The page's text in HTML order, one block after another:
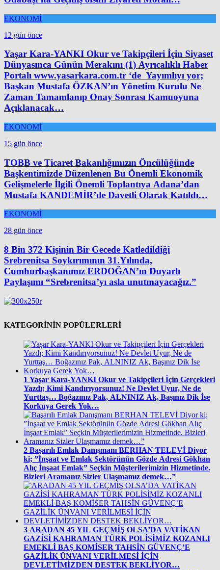
EKONOMİ
12 gün önce
Yaşar Kara-YANKI Okur ve Takipçileri İçin Siyaset
Dünyasınca Günün Merakını (1) Ayrıcalıklı Haber
Portalı www.yasarkara.com.tr ‘de Yayımlıyı yor;
Başkan Mustafa ÖZKAN’ın Yönetim Kurulu Ne
Zaman Tamamlanıp Onay Sonrası Kamuoyuna
Açıklanacak…
EKONOMİ
15 gün önce
TOBB ve Ticaret Bakanlığımızın Öncülüğünde
Başkentimizde Düzenlenen Bu Önemli Ekonomik
Gelişmelerle İlgili Önemli Toplantıya Adana’dan
Mustafa KANDEMİR’de Davetli Olarak Katıldı…
EKONOMİ
28 gün önce
8 Bin 372 Kişinin Bir Gecede Katledildiği
Srebrenitsa Soykırımının 31.Yılında,
Cumhurbaşkanımız ERDOĞAN’ın Duyarlı
Paylaşımı “Srebrenitsa’yı asla unutmayacağız.”
KATEGORİNİN POPÜLERLERİ
1 Yaşar Kara-YANKI Okur ve Takipçileri İçin Gerçekleri
Yazdı; Kimi Kandırıyorsunuz! Ne Devlet Uyur, Ne de
Yurttaş… Boğazınız Pak, ALNINIZ Ak, Başınız Dik İse
Korkuya Gerek Yok…
2 Başarılı Emlak Danışmanı BERHAN TELEVİ Diyor
ki; ”İnşaat ve Emlak Sektörünün Gözde Adresi Gökhan
Alıç İnşaat Emlak” Seçkin Müşterilerimizin Hizmetinde.
Bizleri Aramanız Sizler Ulaşmamız demek…”
3 ARADAN 45 YIL GEÇMİŞ OLSA’DA VATİKAN
GAZİSİ KAHRAMAN TÜRK POLİSİMİZ KOZANLI
EMEKLİ BAŞ KOMİSER TAHSİN GÜVENÇ’E
GAZİLİK ÜNVANI VERİLMESİ İÇİN
DEVLETİMİZDEN DESTEK BEKLİYOR…